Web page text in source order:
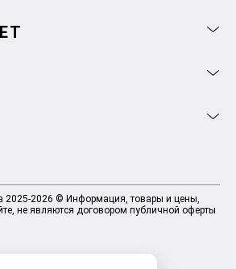
2025-2026 © Информация, товары и цены,
не являются договором публичной оферты